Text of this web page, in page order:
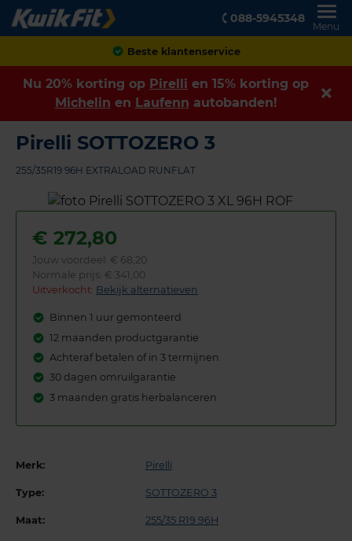
088-5945348
Menu
Achteraf betalen
Nu 20% korting op Pirelli en 15% korting op
Michelin en Laufenn autobanden!
Pirelli SOTTOZERO 3
255/35R19 96H EXTRALOAD RUNFLAT
€ 272,80
Jouw voordeel: € 68,20
Normale prijs: € 341,00
Uitverkocht: Bekijk alternatieven
Binnen 1 uur gemonteerd
12 maanden productgarantie
Achteraf betalen of in 3 termijnen
30 dagen omruilgarantie
3 maanden gratis herbalanceren
Merk: Pirelli
Type: SOTTOZERO 3
Maat: 255/35 R19 96H